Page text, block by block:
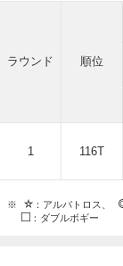
ラウンド 順位
1 116T
※ ：アルバトロス、
：ダブルボギー